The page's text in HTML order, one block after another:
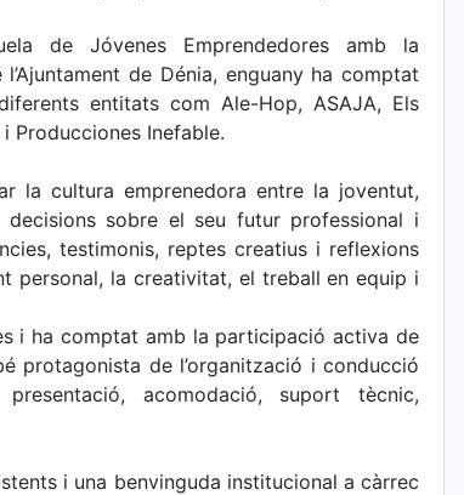
de Jóvenes Emprendedores amb la
de Dénia, enguany ha comptat
entitats com Ale-Hop, ASAJA, Els
Producciones Inefable.
la cultura emprenedora entre la joventut,
sobre el seu futur professional i
testimonis, reptes creatius i reflexions
personal, la creativitat, el treball en equip i
i ha comptat amb la participació activa de
protagonista de l’organització i conducció
acomodació, suport tècnic,
i una benvinguda institucional a càrrec